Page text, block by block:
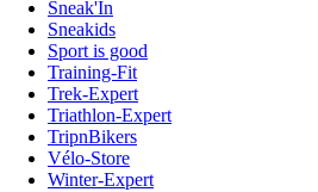
Sneak'In
Sneakids
Sport is good
Training-Fit
Trek-Expert
Triathlon-Expert
TripnBikers
Vélo-Store
Winter-Expert